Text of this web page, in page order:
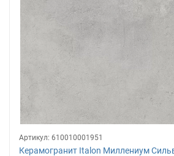
Артикул: 610010001951
Керамогранит Italon Миллениум